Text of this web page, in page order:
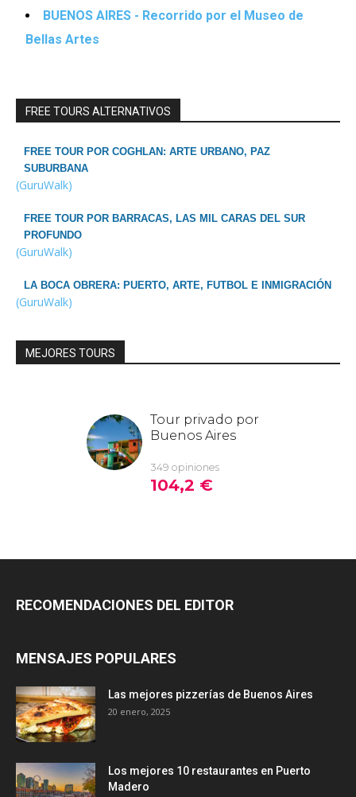
BUENOS AIRES - Recorrido por el Museo de
Bellas Artes
FREE TOURS ALTERNATIVOS
FREE TOUR POR COGHLAN: ARTE URBANO, PAZ
SUBURBANA
(GuruWalk)
FREE TOUR POR BARRACAS, LAS MIL CARAS DEL SUR
PROFUNDO
(GuruWalk)
LA BOCA OBRERA: PUERTO, ARTE, FUTBOL E INMIGRACIÓN
(GuruWalk)
MEJORES TOURS
RECOMENDACIONES DEL EDITOR
MENSAJES POPULARES
Las mejores pizzerías de Buenos Aires
20 enero, 2025
Los mejores 10 restaurantes en Puerto
Madero